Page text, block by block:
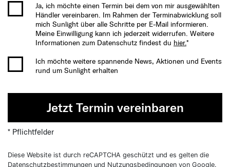
Ja, ich möchte einen Termin bei dem von mir ausgewählten
Händler vereinbaren. Im Rahmen der Terminabwicklung soll
mich Sunlight über alle Schritte per E-Mail informieren.
Meine Einwilligung kann ich jederzeit widerrufen. Weitere
Informationen zum Datenschutz findest du hier.*
Ich möchte weitere spannende News, Aktionen und Events
rund um Sunlight erhalten
Jetzt Termin vereinbaren
* Pflichtfelder
Diese Website ist durch reCAPTCHA geschützt und es gelten die
Datenschutzbestimmungen und Nutzungsbedingungen von Google.